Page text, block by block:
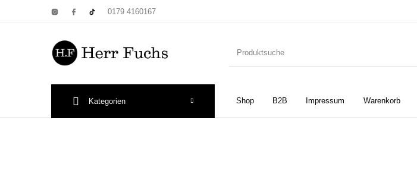
0179 4160167
Shop B2B Impressum Warenkorb
Kategorien